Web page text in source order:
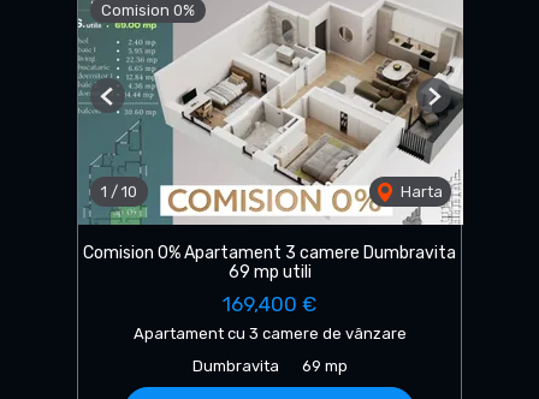
Comision 0%
1 / 10 Harta
Previous Next
Comision 0% Apartament 3 camere Dumbravita
69 mp utili
169,400 €
Apartament cu 3 camere de vânzare
Dumbravita
69 mp